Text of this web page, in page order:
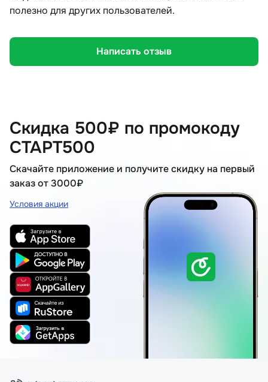
полезно для других пользователей.
Написать отзыв
Скидка 500₽ по промокоду
СТАРТ500
Скачайте приложение и получите скидку на первый
заказ от 3000₽
Условия акции